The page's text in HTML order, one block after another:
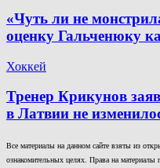
«Чуть ли не
оценку Гальченюку
Хоккей
Тренер Крикунов
в Латвии не
Все материалы на данном сайте взяты из
ознакомительных целях. Права на материалы